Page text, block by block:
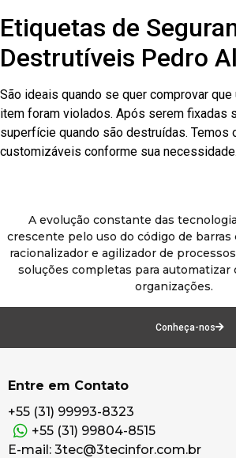
Etiquetas de
Destrutíveis Pedro
São ideais quando se quer comprovar
item foram violados. Após serem fixadas
superfície quando são destruídas. Temos
customizáveis conforme sua
A evolução constante das
crescente pelo uso do código de
racionalizador e agilizador de
soluções completas para automatizar
organizações.
Conheça-nos
Entre em Contato
+55 (31) 99993-8323
+55 (31) 99804-8515
E-mail: 3tec@3tecinfor.com.br